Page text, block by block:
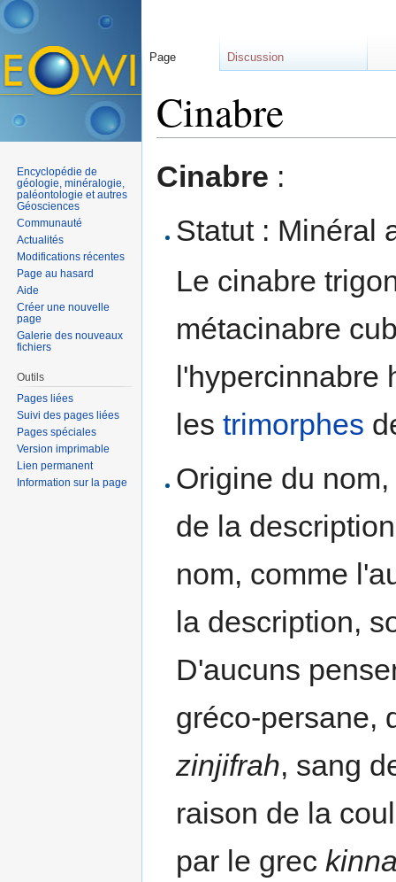
Cinabre
Cinabre :
Statut : Minéral
Le cinabre
métacinabre
l'hypercinnabre
lestrimorphes
Origine du
de la
nom, comme
la description,
D'aucuns
gréco-persane,
zinjifrah, sang
raison de la
par le grec
Page Discussion
Encyclopédie de
géologie, minéralogie,
paléontologie et autres
Géosciences
Communauté
Actualités
Modifications récentes
Page au hasard
Aide
Créer une nouvelle
page
Galerie des nouveaux
fichiers
Outils
Pages liées
Suivi des pages liées
Pages spéciales
Version imprimable
Lien permanent
Information sur la page